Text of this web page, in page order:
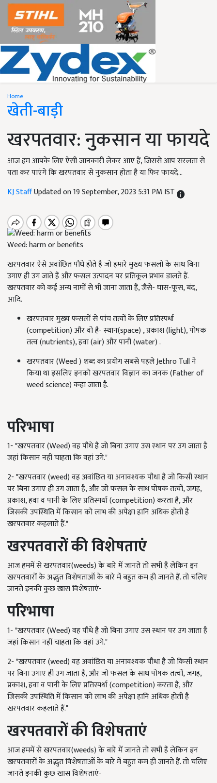
Home
खेती-बाड़ी
खरपतवार: नुकसान या फायदे
आज हम आपके लिए ऐसी जानकारी लेकर आए हैं, जिससे आप सरलता से
पता कर पाएंगे कि खरपतवार से नुकसान होता है या फिर फायदे...
KJ StaffUpdated on 19 September, 2023 5:31 PM IST
Weed: harm or benefits
खरपतवार ऐसे अवांछित पौधे होते हैं जो हमारे मुख्य फसलों के साथ बिना
उगाए ही उग जाते हैं और फसल उत्पादन पर प्रतिकूल प्रभाव डालते हैं.
खरपतवार को कई अन्य नामों से भी जाना जाता हैं, जैसे- घास-फूस, बंद,
आदि.
खरपतवार मुख्य फसलों से पांच तत्वों के लिए प्रतिस्पर्धा
(competition) और वो है- स्थान(space) , प्रकाश (light), पोषक
तत्व (nutrients), हवा (air) और पानी (water) .
खरपतवार (Weed ) शब्द का प्रयोग सबसे पहले Jethro Tull ने
किया था इसलिए इनको खरपतवार विज्ञान का जनक (Father of
weed science) कहा जाता है.
परिभाषा
1- "खरपतवार (Weed) वह पौधे है जो बिना उगाए उस स्थान पर उग जाता है
जहां किसान नहीं चाहता कि वहां उगे."
2- "खरपतवार (weed) वह अवांछित या अनावश्यक पौधा है जो किसी स्थान
पर बिना उगाए ही उग जाता है, और जो फसल के साथ पोषक तत्वों, जगह,
प्रकाश, हवा व पानी के लिए प्रतिस्पर्धा (competition) करता है, और
जिसकी उपस्थिति में किसान को लाभ की अपेक्षा हानि अधिक होती है
खरपतवार कहलाते हैं."
खरपतवारों की विशेषताएं
आज हममें से खरपतवार(weeds) के बारे में जानते तो सभी हैं लेकिन इन
खरपतवारों के अद्भुत विशेषताओं के बारे में बहुत कम ही जानते हैं. तो चलिए
जानते इनकी कुछ खास विशेषताएं-
परिभाषा
1- "खरपतवार (Weed) वह पौधे है जो बिना उगाए उस स्थान पर उग जाता है
जहां किसान नहीं चाहता कि वहां उगे."
2- "खरपतवार (weed) वह अवांछित या अनावश्यक पौधा है जो किसी स्थान
पर बिना उगाए ही उग जाता है, और जो फसल के साथ पोषक तत्वों, जगह,
प्रकाश, हवा व पानी के लिए प्रतिस्पर्धा (competition) करता है, और
जिसकी उपस्थिति में किसान को लाभ की अपेक्षा हानि अधिक होती है
खरपतवार कहलाते हैं."
खरपतवारों की विशेषताएं
आज हममें से खरपतवार(weeds) के बारे में जानते तो सभी हैं लेकिन इन
खरपतवारों के अद्भुत विशेषताओं के बारे में बहुत कम ही जानते हैं. तो चलिए
जानते इनकी कुछ खास विशेषताएं-